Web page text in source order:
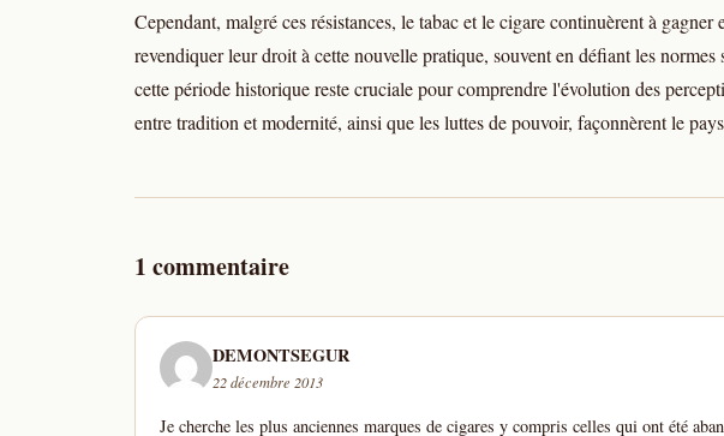
Cependant, malgré ces résistances, le tabac et le cigare continuèrent à
revendiquer leur droit à cette nouvelle pratique, souvent en défiant les
cette période historique reste cruciale pour comprendre l'évolution des
entre tradition et modernité, ainsi que les luttes de pouvoir, façonnèrent le
1 commentaire
DEMONTSEGUR
22 décembre 2013
Je cherche les plus anciennes marques de cigares y compris celles qui ont été